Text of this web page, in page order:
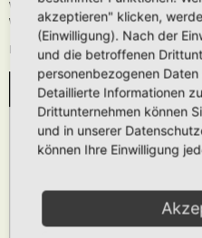
Wie oben beschrieben kann die URL
werden.
Das hier gezeigt Beispiel würde
WIR BENÖTIGEN
DEN YOUTUBE-
um Videoinhalte
Daten zu Ihren
Sie die Details
akzeptieren" klicken,
(Einwilligung). Nach der
und die betroffenen
personenbezogenen
Detaillierte Informationen
Drittunternehmen können
und in unserer
können Ihre Einwilligung